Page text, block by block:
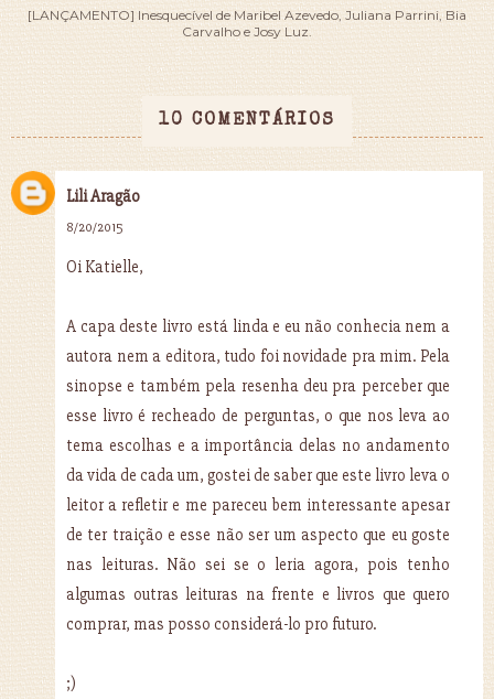
[LANÇAMENTO] Inesquecível de Maribel Azevedo, Juliana Parrini, Bia
Carvalho e Josy Luz.
10 COMENTÁRIOS
Lili Aragão
8/20/2015
Oi Katielle,
A capa deste livro está linda e eu não conhecia nem a
autora nem a editora, tudo foi novidade pra mim. Pela
sinopse e também pela resenha deu pra perceber que
esse livro é recheado de perguntas, o que nos leva ao
tema escolhas e a importância delas no andamento
da vida de cada um, gostei de saber que este livro leva o
leitor a refletir e me pareceu bem interessante apesar
de ter traição e esse não ser um aspecto que eu goste
nas leituras. Não sei se o leria agora, pois tenho
algumas outras leituras na frente e livros que quero
comprar, mas posso considerá-lo pro futuro.
;)